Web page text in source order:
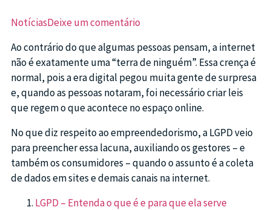
NotíciasDeixe um comentário
Ao contrário do que algumas pessoas pensam, a internet
não é exatamente uma “terra de ninguém”. Essa crença é
normal, pois a era digital pegou muita gente de surpresa
e, quando as pessoas notaram, foi necessário criar leis
que regem o que acontece no espaço online.
No que diz respeito ao empreendedorismo, a LGPD veio
para preencher essa lacuna, auxiliando os gestores – e
também os consumidores – quando o assunto é a coleta
de dados em sites e demais canais na internet.
LGPD – Entenda o que é e para que ela serve